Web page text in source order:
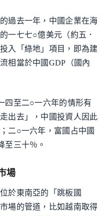
過去一年，中國企業在海
一七七○億美元（約五．
入「綠地」項目，即為建
相當於中國GDP（國內
四至二○一六年的情形有
出去」，中國投資人因此
二○一六年，富國占中國
至三十％。
場
於東南亞的「跳板國
場的管道，比如越南取得